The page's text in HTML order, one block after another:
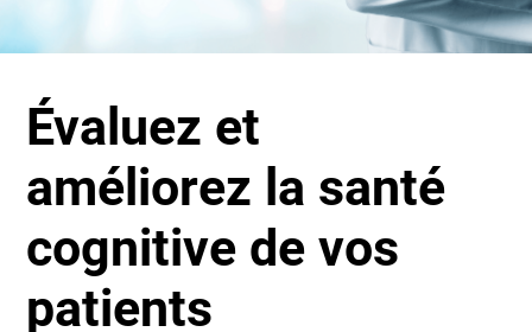
Évaluez et
améliorez la santé
cognitive de vos
patients